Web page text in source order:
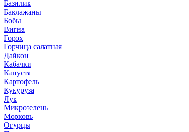
Базилик
Баклажаны
Бобы
Вигна
Горох
Горчица салатная
Дайкон
Кабачки
Капуста
Картофель
Кукуруза
Лук
Микрозелень
Морковь
Огурцы